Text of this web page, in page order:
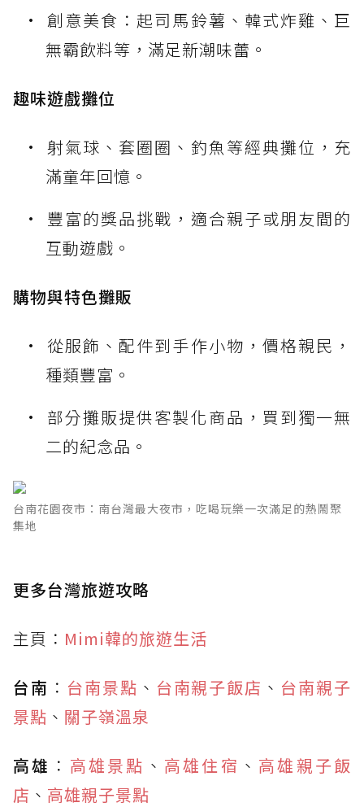
創意美食：起司馬鈴薯、韓式炸雞、巨
無霸飲料等，滿足新潮味蕾。
趣味遊戲攤位
射氣球、套圈圈、釣魚等經典攤位，充
滿童年回憶。
豐富的獎品挑戰，適合親子或朋友間的
互動遊戲。
購物與特色攤販
從服飾、配件到手作小物，價格親民，
種類豐富。
部分攤販提供客製化商品，買到獨一無
二的紀念品。
台南花園夜市：南台灣最大夜市，吃喝玩樂一次滿足的熱鬧聚
集地
更多台灣旅遊攻略
主頁： Mimi韓的旅遊生活
台南 ： 台南景點 、 台南親子飯店 、 台南親子
景點 、 關子嶺溫泉
高雄 ： 高雄景點 、 高雄住宿 、 高雄親子飯
店 、 高雄親子景點